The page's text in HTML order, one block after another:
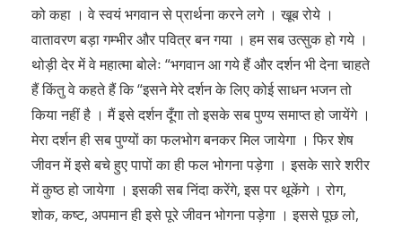
को कहा । वे स्वयं भगवान से प्रार्थना करने लगे । खूब रोये ।
वातावरण बड़ा गम्भीर और पवित्र बन गया । हम सब उत्सुक हो गये ।
थोड़ी देर में वे महात्मा बोलेः “भगवान आ गये हैं और दर्शन भी देना चाहते
हैं किंतु वे कहते हैं कि “इसने मेरे दर्शन के लिए कोई साधन भजन तो
किया नहीं है । मैं इसे दर्शन दूँगा तो इसके सब पुण्य समाप्त हो जायेंगे ।
मेरा दर्शन ही सब पुण्यों का फलभोग बनकर मिल जायेगा । फिर शेष
जीवन में इसे बचे हुए पापों का ही फल भोगना पड़ेगा । इसके सारे शरीर
में कुष्ठ हो जायेगा । इसकी सब निंदा करेंगे, इस पर थूकेंगे । रोग,
शोक, कष्ट, अपमान ही इसे पूरे जीवन भोगना पड़ेगा । इससे पूछ लो,